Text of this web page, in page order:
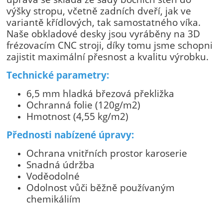
výšky stropu, včetně zadních dveří, jak ve
variantě křídlových, tak samostatného víka.
Naše obkladové desky jsou vyráběny na 3D
frézovacím CNC stroji, díky tomu jsme schopni
zajistit maximální přesnost a kvalitu výrobku.
Technické parametry:
6,5 mm hladká březová překližka
Ochranná folie (120g/m2)
Hmotnost (4,55 kg/m2)
Přednosti nabízené úpravy:
Ochrana vnitřních prostor karoserie
Snadná údržba
Voděodolné
Odolnost vůči běžně používaným
chemikáliím